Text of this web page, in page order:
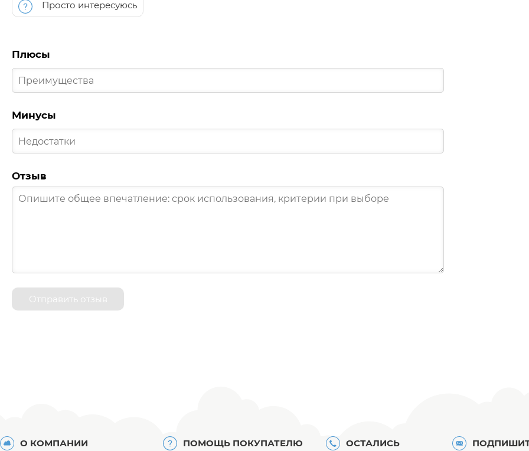
Просто интересуюсь
Плюсы
Минусы
Отзыв
Отправить отзыв
О КОМПАНИИ
ПОМОЩЬ ПОКУПАТЕЛЮ
ОСТАЛИСЬ